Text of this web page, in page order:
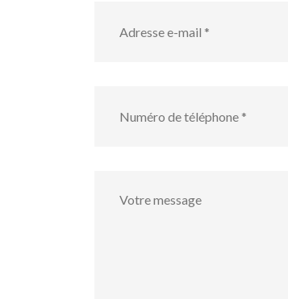
*
téléphone *